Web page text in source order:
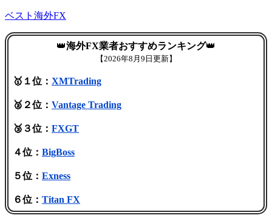
ベスト海外FX
👑海外FX業者おすすめランキング👑
【2026年8月9日更新】
🥇１位： XMTrading
🥈２位： Vantage Trading
🥉３位： FXGT
４位： BigBoss
５位： Exness
６位： Titan FX